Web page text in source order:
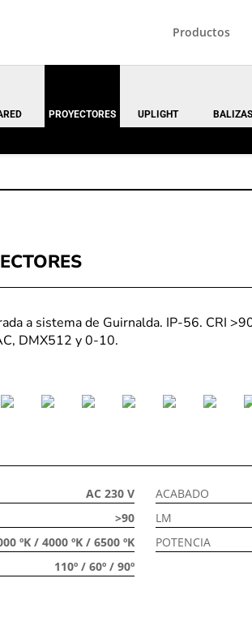
Productos
PROYECTORES UPLIGHT BALIZAS
a sistema de Guirnalda. IP-56. CRI
DMX512 y 0-10.
AC 230 V
>90
ºK / 4000 ºK / 6500 ºK
110º / 60º / 90º
ACABADO
LM
POTENCIA